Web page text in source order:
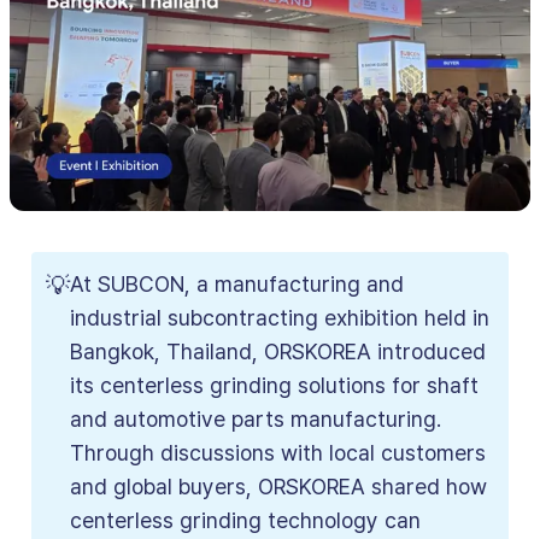
💡At SUBCON, a manufacturing and
industrial subcontracting exhibition held in
Bangkok, Thailand, ORSKOREA introduced
its centerless grinding solutions for shaft
and automotive parts manufacturing.
Through discussions with local customers
and global buyers, ORSKOREA shared how
centerless grinding technology can